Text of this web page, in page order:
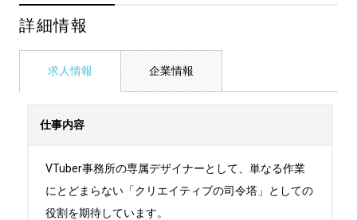
詳細情報
求人情報 企業情報
仕事内容
VTuber事務所の専属デザイナーとして、単なる作業
にとどまらない「クリエイティブの司令塔」としての
役割を期待しています。